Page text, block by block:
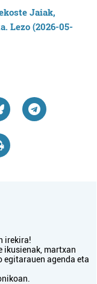
irekira!
ikusienak, martxan
egitarauen agenda eta